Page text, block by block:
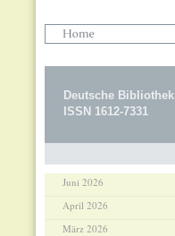
Deutsche Bibliothek
ISSN 1612-7331
Juni 2026
April 2026
März 2026